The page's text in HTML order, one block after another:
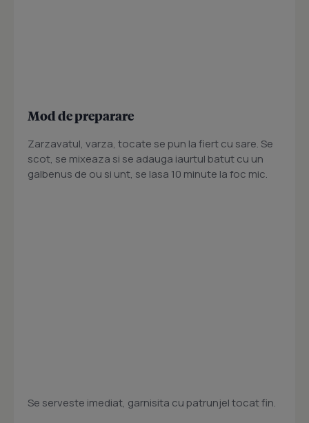
Mod de preparare
Zarzavatul, varza, tocate se pun la fiert cu sare. Se
scot, se mixeaza si se adauga iaurtul batut cu un
galbenus de ou si unt, se lasa 10 minute la foc mic.
Se serveste imediat, garnisita cu patrunjel tocat fin.